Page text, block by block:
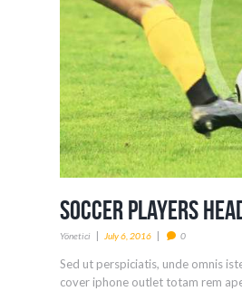
Soccer Players
Yönetici July 6, 2016 0
Sed ut perspiciatis, unde omnis
cover iphone outlet totam rem